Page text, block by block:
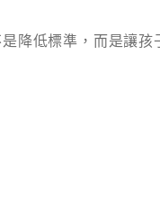
降低標準，而是讓孩